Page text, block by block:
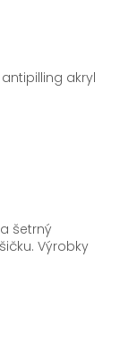
akryl
šetrný
Výrobky